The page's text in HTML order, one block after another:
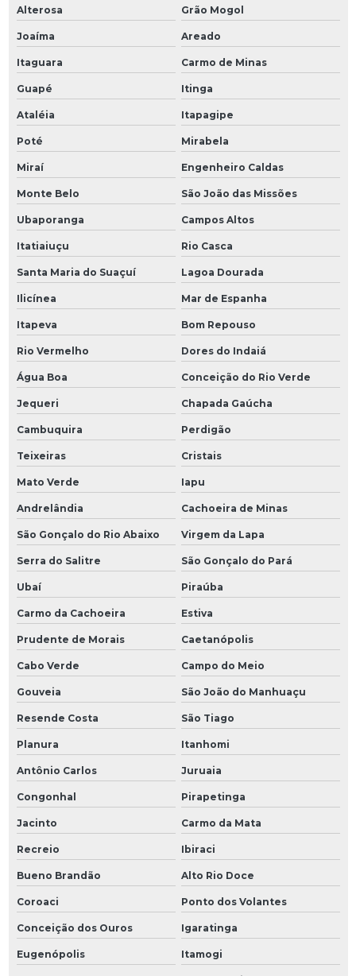
Alterosa Grão Mogol
Joaíma Areado
Itaguara Carmo de Minas
Guapé Itinga
Ataléia Itapagipe
Poté Mirabela
Miraí Engenheiro Caldas
Monte Belo São João das Missões
Ubaporanga Campos Altos
Itatiaiuçu Rio Casca
Santa Maria do Suaçuí Lagoa Dourada
Ilicínea Mar de Espanha
Itapeva Bom Repouso
Rio Vermelho Dores do Indaiá
Água Boa Conceição do Rio Verde
Jequeri Chapada Gaúcha
Cambuquira Perdigão
Teixeiras Cristais
Mato Verde Iapu
Andrelândia Cachoeira de Minas
São Gonçalo do Rio Abaixo Virgem da Lapa
Serra do Salitre São Gonçalo do Pará
Ubaí Piraúba
Carmo da Cachoeira Estiva
Prudente de Morais Caetanópolis
Cabo Verde Campo do Meio
Gouveia São João do Manhuaçu
Resende Costa São Tiago
Planura Itanhomi
Antônio Carlos Juruaia
Congonhal Pirapetinga
Jacinto Carmo da Mata
Recreio Ibiraci
Bueno Brandão Alto Rio Doce
Coroaci Ponto dos Volantes
Conceição dos Ouros Igaratinga
Eugenópolis Itamogi